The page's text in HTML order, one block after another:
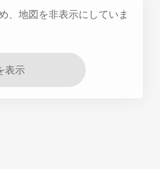
、地図を非表示にしていま
表示